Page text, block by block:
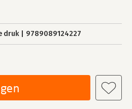
druk 9789089124227